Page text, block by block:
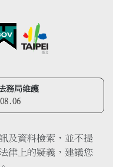
務局維護
及資料檢索，並不提
律上的疑義，建議您